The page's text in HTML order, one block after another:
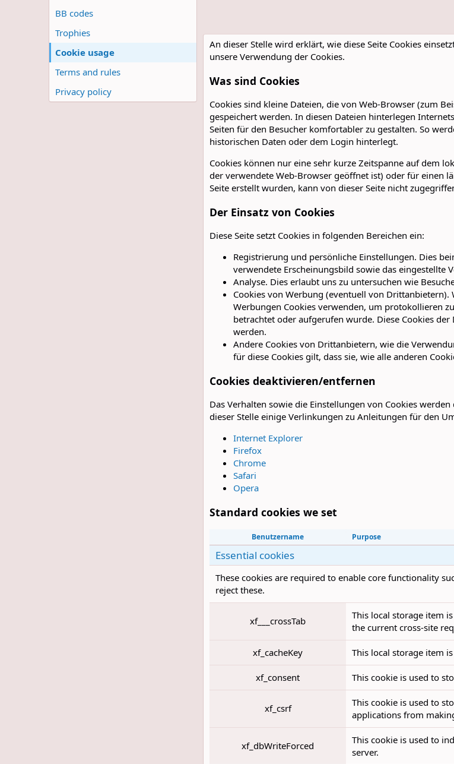
BB codes
Trophies
Cookie usage
Terms and rules
Privacy policy
An dieser Stelle wird erklärt, wie diese Seite Cookies
unsere Verwendung der Cookies.
Was sind Cookies
Cookies sind kleine Dateien, die von Web-Browser (zum
gespeichert werden. In diesen Dateien hinterlegen
Seiten für den Besucher komfortabler zu gestalten. So
historischen Daten oder dem Login hinterlegt.
Cookies können nur eine sehr kurze Zeitspanne auf dem
der verwendete Web-Browser geöffnet ist) oder für einen
Seite erstellt wurden, kann von dieser Seite nicht
Der Einsatz von Cookies
Diese Seite setzt Cookies in folgenden Bereichen ein:
Registrierung und persönliche Einstellungen. Dies
verwendete Erscheinungsbild sowie das eingestellte
Analyse. Dies erlaubt uns zu untersuchen wie
Cookies von Werbung (eventuell von
Werbungen Cookies verwenden, um protokollieren
betrachtet oder aufgerufen wurde. Diese Cookies
werden.
Andere Cookies von Drittanbietern, wie die
für diese Cookies gilt, dass sie, wie alle anderen
Cookies deaktivieren/entfernen
Das Verhalten sowie die Einstellungen von Cookies
dieser Stelle einige Verlinkungen zu Anleitungen für den
Internet Explorer
Firefox
Chrome
Safari
Opera
Standard cookies we set
Benutzername Purpose
Essential cookies
These cookies are required to enable core functionality
reject these.
xf___crossTab
This local storage item
the current cross-site
xf_cacheKey This local storage item
xf_consent This cookie is used to
xf_csrf
This cookie is used to
applications from
xf_dbWriteForced
This cookie is used to
server.